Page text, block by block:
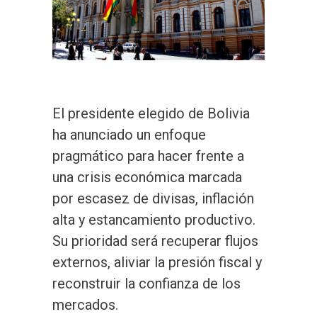
El presidente elegido de Bolivia
ha anunciado un enfoque
pragmático para hacer frente a
una crisis económica marcada
por escasez de divisas, inflación
alta y estancamiento productivo.
Su prioridad será recuperar flujos
externos, aliviar la presión fiscal y
reconstruir la confianza de los
mercados.